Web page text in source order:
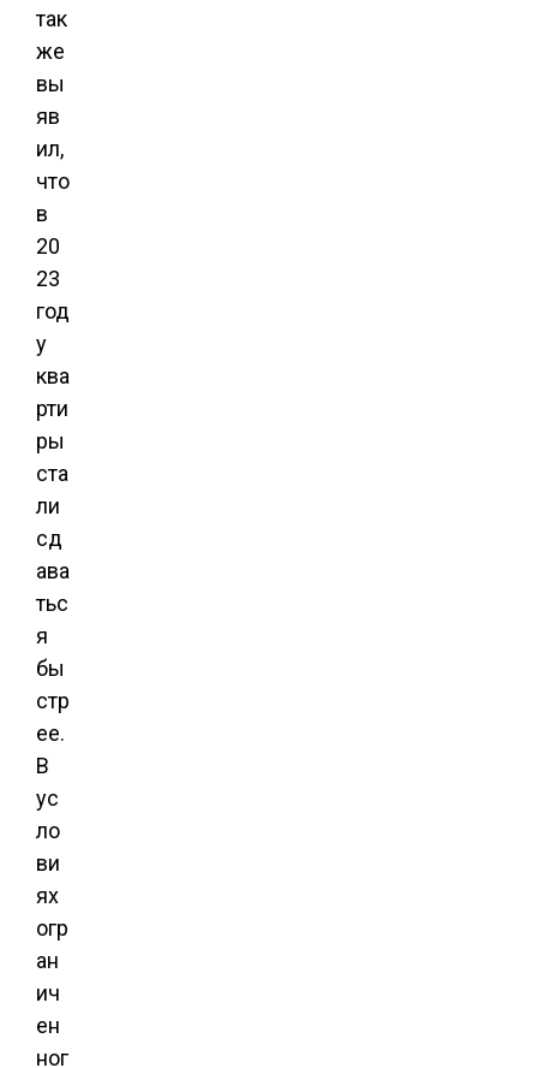
так
же
вы
яв
ил,
что
в
20
23
год
у
ква
рти
ры
ста
ли
сд
ава
тьс
я
бы
стр
ее.
В
ус
ло
ви
ях
огр
ан
ич
ен
ног